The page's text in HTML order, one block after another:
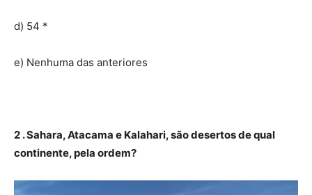
d) 54 *
e) Nenhuma das anteriores
2 . Sahara, Atacama e Kalahari, são desertos de qual
continente, pela ordem?